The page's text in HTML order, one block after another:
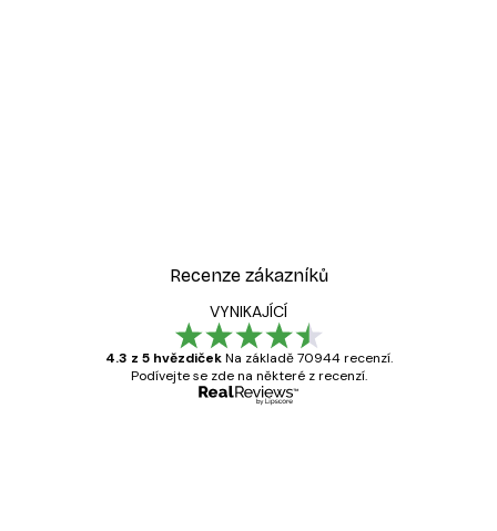
Recenze zákazníků
VYNIKAJÍCÍ
4.3 z 5 hvězdiček Na základě 70944 recenzí.
Podívejte se zde na některé z recenzí.